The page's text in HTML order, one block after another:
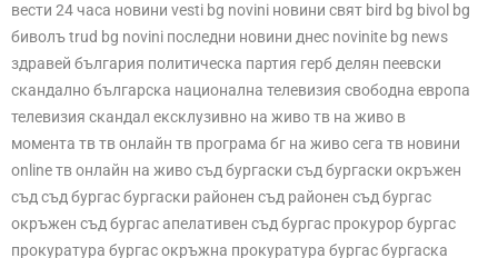
вести 24 часа новини vesti bg novini новини свят bird bg bivol bg
биволъ trud bg novini последни новини днес novinite bg news
здравей българия политическа партия герб делян пеевски
скандално българска национална телевизия свободна европа
телевизия скандал ексклузивно на живо тв на живо в
момента тв тв онлайн тв програма бг на живо сега тв новини
online тв онлайн на живо съд бургаски съд бургаски окръжен
съд съд бургас бургаски районен съд районен съд бургас
окръжен съд бургас апелативен съд бургас прокурор бургас
прокуратура бургас окръжна прокуратура бургас бургаска